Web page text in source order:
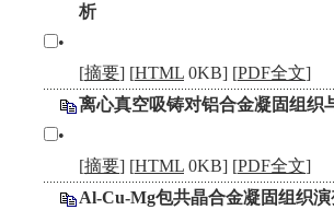
析
•
[摘要] [HTML 0KB] [PDF全文]
离心真空吸铸对铝合金凝固组织
•
[摘要] [HTML 0KB] [PDF全文]
Al-Cu-Mg包共晶合金凝固组织